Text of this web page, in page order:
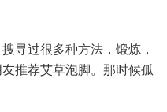
寻过很多种方法，锻炼，
推荐艾草泡脚。那时候孤